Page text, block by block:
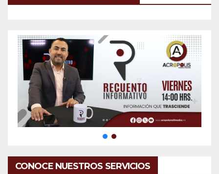
CONOCE NUESTROS SERVICIOS